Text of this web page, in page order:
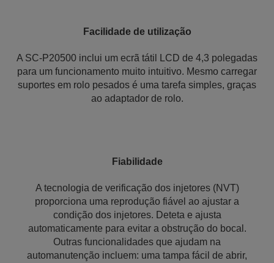
Facilidade de utilização
A SC-P20500 inclui um ecrã tátil LCD de 4,3 polegadas
para um funcionamento muito intuitivo. Mesmo carregar
suportes em rolo pesados é uma tarefa simples, graças
ao adaptador de rolo.
Fiabilidade
A tecnologia de verificação dos injetores (NVT)
proporciona uma reprodução fiável ao ajustar a
condição dos injetores. Deteta e ajusta
automaticamente para evitar a obstrução do bocal.
Outras funcionalidades que ajudam na
automanutenção incluem: uma tampa fácil de abrir,